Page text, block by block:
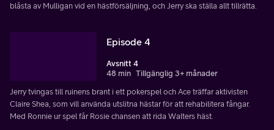
blåsta av Mulligan vid en hästförsäljning, och Jerry ska ställa allt tillrätta.
Episode 4
Avsnitt 4
48 min Tillgänglig 3+ månader
Jerry tvingas till ruinens brant i ett pokerspel och Ace träffar aktivisten
Claire Shea, som vill använda utslitna hästar för att rehabilitera fångar.
Med Ronnie ur spel får Rosie chansen att rida Walters häst.